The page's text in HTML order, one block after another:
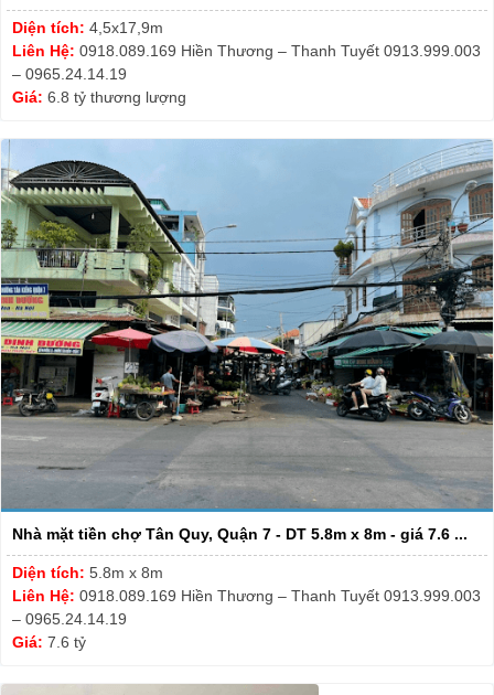
Diện tích: 4,5x17,9m
Liên Hệ: 0918.089.169 Hiền Thương – Thanh Tuyết 0913.999.003
– 0965.24.14.19
Giá: 6.8 tỷ thương lượng
Nhà mặt tiền chợ Tân Quy, Quận 7 - DT 5.8m x 8m - giá 7.6 ...
Diện tích: 5.8m x 8m
Liên Hệ: 0918.089.169 Hiền Thương – Thanh Tuyết 0913.999.003
– 0965.24.14.19
Giá: 7.6 tỷ